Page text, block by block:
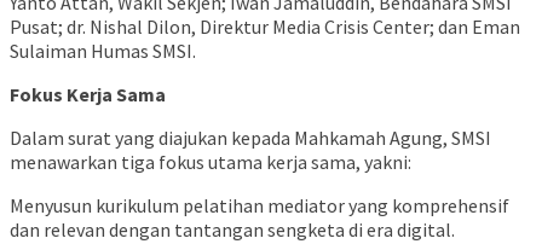
Pusat; dr. Nishal Dilon, Direktur Media Crisis Center; dan Eman
Sulaiman Humas SMSI.
Fokus Kerja Sama
Dalam surat yang diajukan kepada Mahkamah Agung, SMSI
menawarkan tiga fokus utama kerja sama, yakni:
Menyusun kurikulum pelatihan mediator yang komprehensif
dan relevan dengan tantangan sengketa di era digital.